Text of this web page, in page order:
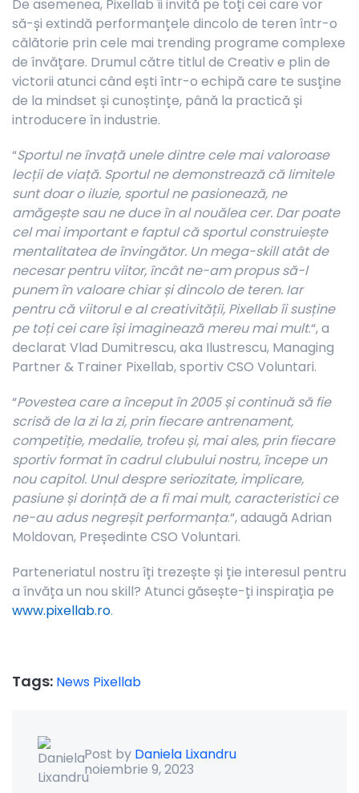
De asemenea, Pixellab îi invită pe toți cei care vor
să-și extindă performanțele dincolo de teren într-o
călătorie prin cele mai trending programe complexe
de învățare. Drumul către titlul de Creativ e plin de
victorii atunci când ești într-o echipă care te susține
de la mindset și cunoștințe, până la practică și
introducere în industrie.
“Sportul ne învață unele dintre cele mai valoroase
lecții de viață. Sportul ne demonstrează că limitele
sunt doar o iluzie, sportul ne pasionează, ne
amăgește sau ne duce în al nouălea cer. Dar poate
cel mai important e faptul că sportul construiește
mentalitatea de învingător. Un mega-skill atât de
necesar pentru viitor, încât ne-am propus să-l
punem în valoare chiar și dincolo de teren. Iar
pentru că viitorul e al creativității, Pixellab îi susține
pe toți cei care își imaginează mereu mai mult.“, a
declarat Vlad Dumitrescu, aka Ilustrescu, Managing
Partner & Trainer Pixellab, sportiv CSO Voluntari.
“Povestea care a început în 2005 și continuă să fie
scrisă de la zi la zi, prin fiecare antrenament,
competiție, medalie, trofeu și, mai ales, prin fiecare
sportiv format în cadrul clubului nostru, începe un
nou capitol. Unul despre seriozitate, implicare,
pasiune și dorință de a fi mai mult, caracteristici ce
ne-au adus negreșit performanța.“, adaugă Adrian
Moldovan, Președinte CSO Voluntari.
Parteneriatul nostru îți trezește și ție interesul pentru
a învăța un nou skill? Atunci găsește-ți inspirația pe
www.pixellab.ro.
Tags: News Pixellab
Post by Daniela Lixandru
noiembrie 9, 2023